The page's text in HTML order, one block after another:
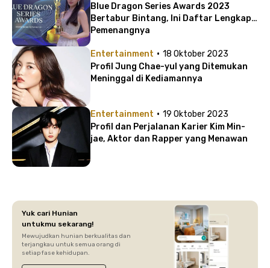
Blue Dragon Series Awards 2023
Bertabur Bintang, Ini Daftar Lengkap
Pemenangnya
Entertainment · 18 Oktober 2023
Profil Jung Chae-yul yang Ditemukan
Meninggal di Kediamannya
Entertainment · 19 Oktober 2023
Profil dan Perjalanan Karier Kim Min-
jae, Aktor dan Rapper yang Menawan
Yuk cari Hunian
untukmu sekarang!
Mewujudkan hunian berkualitas dan
terjangkau untuk semua orang di
setiap fase kehidupan.